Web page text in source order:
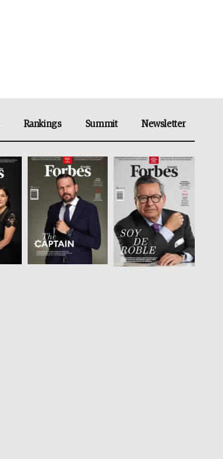
Rankings Summit Newsletter